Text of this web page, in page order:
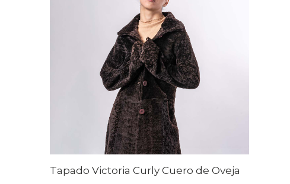
Tapado Victoria Curly Cuero de Oveja